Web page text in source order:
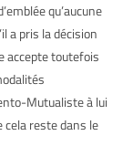
qu’aucune
a pris la décision
accepte toutefois
Mutualiste à lui
cela reste dans le